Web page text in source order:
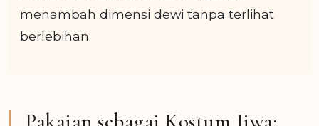
menambah dimensi dewi tanpa terlihat
berlebihan.